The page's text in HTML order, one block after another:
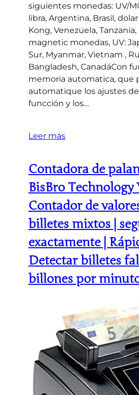
siguientes monedas: UV/
libra, Argentina, Brasil,
Kong, Venezuela,
magnetic monedas, UV:
Sur, Myanmar, Vietnam ,
Bangladesh, CanadáCon
memoria automatica, que
automatique los ajustes
funcción y los…
Leer más
Contadora de
BisBro Technology
Contador de
billetes mixtos |
exactamente |
Detectar billetes
billones por